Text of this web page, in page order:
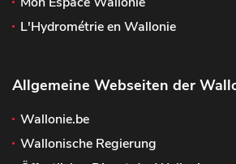
L'Hydrométrie en Wallonie
Allgemeine Webseiten der
Wallonie.be
Wallonische Regierung